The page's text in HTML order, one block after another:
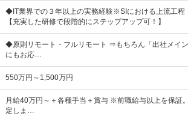
◆IT業界での３年以上の実務経験※SIにおける上流工程
【充実した研修で段階的にステップアップ可！】
◆原則リモート・フルリモート ⇒もちろん「出社メイ
にもお応…
550万円～1,500万円
月給40万円～＋各種手当＋賞与 ※前職給与以上を保証
定しま…